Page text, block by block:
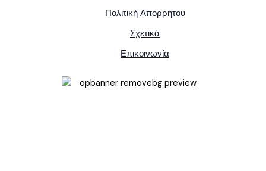
Πολιτική Απορρήτου
Σχετικά
Επικοινωνία